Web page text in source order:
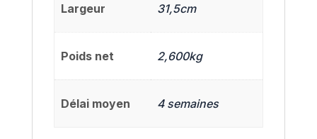
Largeur 31,5cm
Poids net 2,600kg
Délai moyen 4 semaines